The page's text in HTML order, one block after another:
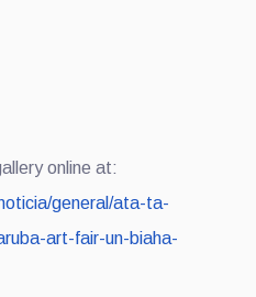
online at:
general/ata-ta-
art-fair-un-biaha-